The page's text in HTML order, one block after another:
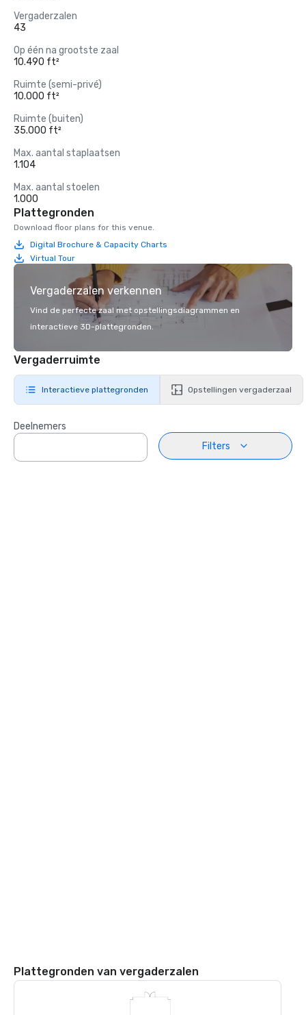
Vergaderzalen
43
Op één na grootste zaal
10.490 ft²
Ruimte (semi-privé)
10.000 ft²
Ruimte (buiten)
35.000 ft²
Max. aantal staplaatsen
1.104
Max. aantal stoelen
1.000
Plattegronden
Download floor plans for this venue.
Digital Brochure & Capacity Charts
Virtual Tour
Vergaderzalen verkennen
Vind de perfecte zaal met opstellingsdiagrammen en
interactieve 3D-plattegronden.
Vergaderruimte
Interactieve plattegronden Opstellingen vergaderzaal
Deelnemers
Filters
Plattegronden van vergaderzalen